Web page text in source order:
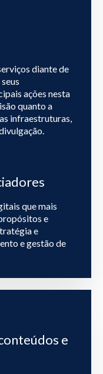
diante de
ações nesta
quanto a
infraestruturas,
que mais
e
e
e gestão de
e